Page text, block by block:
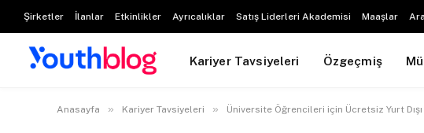
Şirketler İlanlar Etkinlikler Ayrıcalıklar Satış Liderleri Akademisi Maaşlar
Kariyer Tavsiyeleri Özgeçmiş
Anasayfa » Kariyer Tavsiyeleri » Üniversite Öğrencileri için Ücretsiz Yurt Dışı